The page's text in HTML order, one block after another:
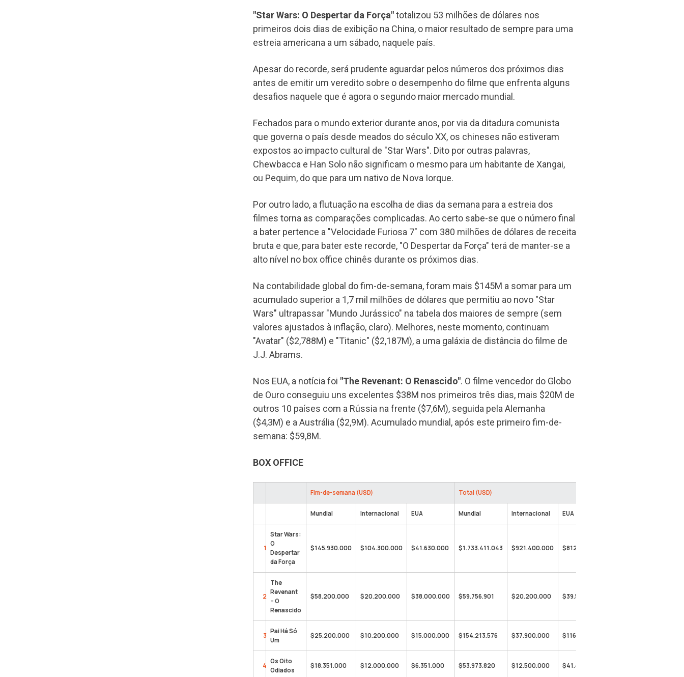
"Star Wars: O Despertar da Força"totalizou 53 milhões de dólares nos
primeiros dois dias de exibição na China, o maior resultado de sempre para uma
estreia americana a um sábado, naquele país.
Apesar do recorde, será prudente aguardar pelos números dos próximos dias
antes de emitir um veredito sobre o desempenho do filme que enfrenta alguns
desafios naquele que é agora o segundo maior mercado mundial.
Fechados para o mundo exterior durante anos, por via da ditadura comunista
que governa o país desde meados do século XX, os chineses não estiveram
expostos ao impacto cultural de "Star Wars". Dito por outras palavras,
Chewbacca e Han Solo não significam o mesmo para um habitante de Xangai,
ou Pequim, do que para um nativo de Nova Iorque.
Por outro lado, a flutuação na escolha de dias da semana para a estreia dos
filmes torna as comparações complicadas. Ao certo sabe-se que o número final
a bater pertence a "Velocidade Furiosa 7" com 380 milhões de dólares de receita
bruta e que, para bater este recorde, "O Despertar da Força" terá de manter-se a
alto nível no box office chinês durante os próximos dias.
Na contabilidade global do fim-de-semana, foram mais $145M a somar para um
acumulado superior a 1,7 mil milhões de dólares que permitiu ao novo "Star
Wars" ultrapassar "Mundo Jurássico" na tabela dos maiores de sempre (sem
valores ajustados à inflação, claro). Melhores, neste momento, continuam
"Avatar" ($2,788M) e "Titanic" ($2,187M), a uma galáxia de distância do filme de
J.J. Abrams.
Nos EUA, a notícia foi "The Revenant: O Renascido". O filme vencedor do Globo
de Ouro conseguiu uns excelentes $38M nos primeiros três dias, mais $20M de
outros 10 países com a Rússia na frente ($7,6M), seguida pela Alemanha
($4,3M) e a Austrália ($2,9M). Acumulado mundial, após este primeiro fim-de-
semana: $59,8M.
BOX OFFICE
Fim-de-semana (USD) Total (USD)
Mundial Internacional EUA Mundial Internacional EUA
1
Star Wars:
O
Despertar
da Força
$145.930.000 $104.300.000 $41.630.000 $1.733.411.043 $921.400.000 $812.011.043
2
The
Revenant
– O
Renascido
$58.200.000 $20.200.000 $38.000.000 $59.756.901 $20.200.000 $39.556.901
3
Pai Há Só
Um
$25.200.000 $10.200.000 $15.000.000 $154.213.576 $37.900.000 $116.313.576
4
Os Oito
Odiados
$18.351.000 $12.000.000 $6.351.000 $53.973.820 $12.500.000 $41.473.820